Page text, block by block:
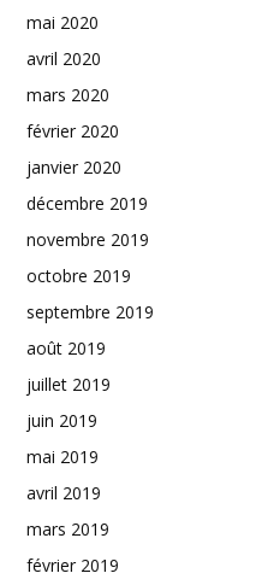
mai 2020
avril 2020
mars 2020
février 2020
janvier 2020
décembre 2019
novembre 2019
octobre 2019
septembre 2019
août 2019
juillet 2019
juin 2019
mai 2019
avril 2019
mars 2019
février 2019